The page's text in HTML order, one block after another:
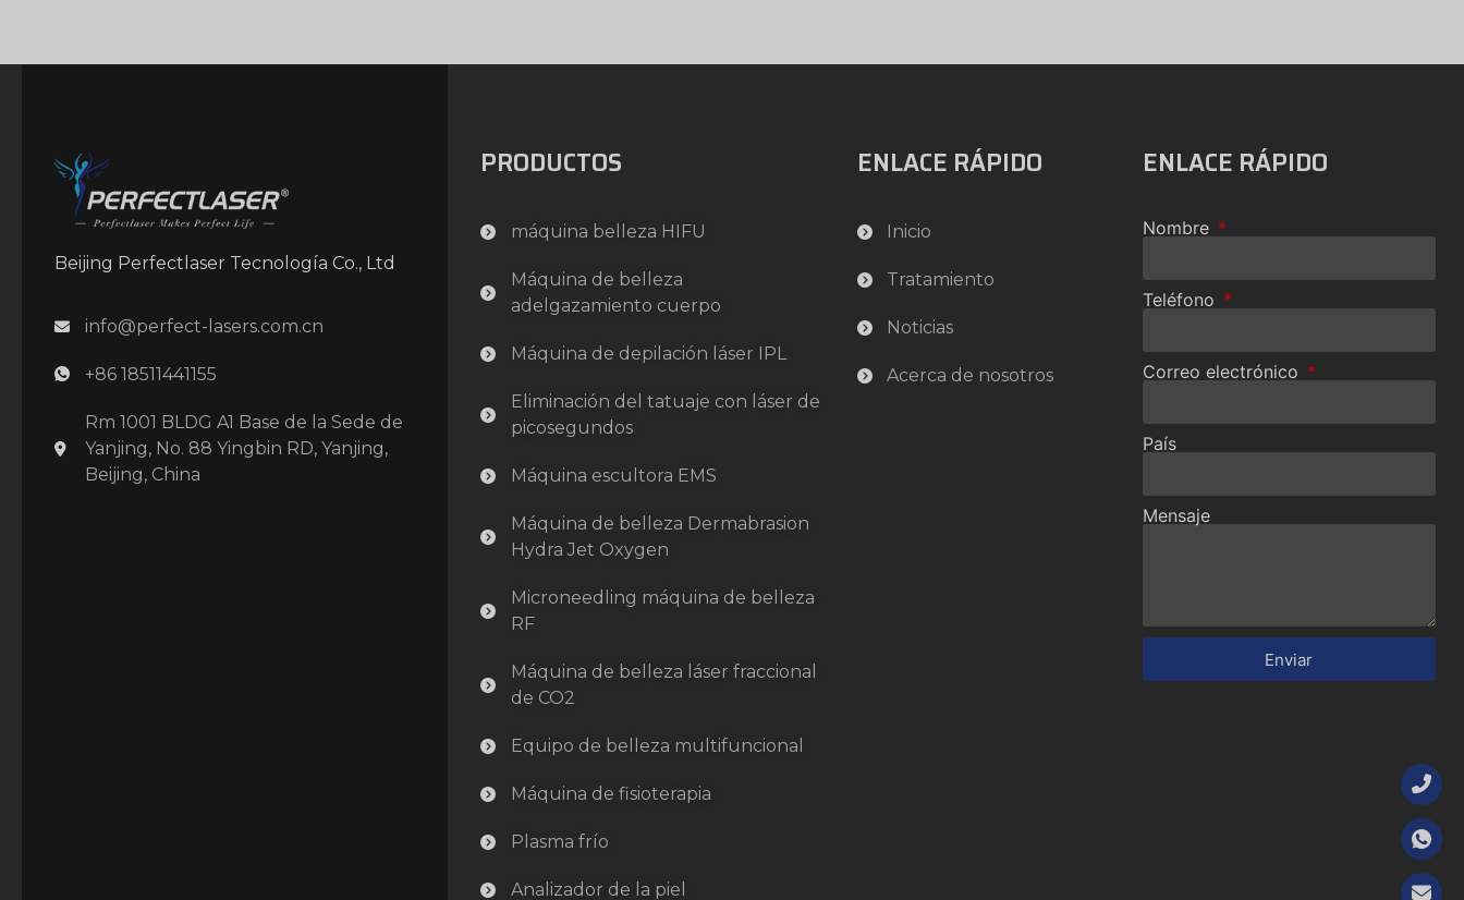
Beijing Perfectlaser Tecnología Co., Ltd
info@perfect-lasers.com.cn
+86 18511441155
Rm 1001 BLDG A1 Base de la Sede de
Yanjing, No. 88 Yingbin RD, Yanjing,
Beijing, China
PRODUCTOS
máquina belleza HIFU
Máquina de belleza
adelgazamiento cuerpo
Máquina de depilación láser IPL
Eliminación del tatuaje con láser de
picosegundos
Máquina escultora EMS
Máquina de belleza Dermabrasion
Hydra Jet Oxygen
Microneedling máquina de belleza
RF
Máquina de belleza láser fraccional
de CO2
Equipo de belleza multifuncional
Máquina de fisioterapia
Plasma frío
Analizador de la piel
ENLACE RÁPIDO
Inicio
Tratamiento
Noticias
Acerca de nosotros
ENLACE RÁPIDO
Nombre
Teléfono
Correo electrónico
País
Mensaje
Enviar